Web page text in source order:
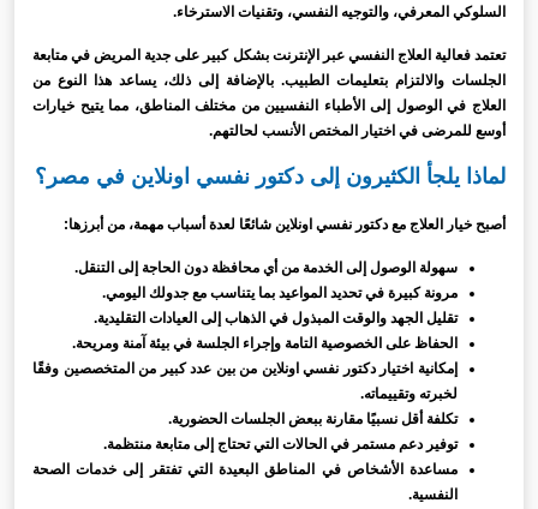
السلوكي المعرفي، والتوجيه النفسي، وتقنيات الاسترخاء.
تعتمد فعالية العلاج النفسي عبر الإنترنت بشكل كبير على جدية المريض في متابعة
الجلسات والالتزام بتعليمات الطبيب. بالإضافة إلى ذلك، يساعد هذا النوع من
العلاج في الوصول إلى الأطباء النفسيين من مختلف المناطق، مما يتيح خيارات
أوسع للمرضى في اختيار المختص الأنسب لحالتهم.
لماذا يلجأ الكثيرون إلى دكتور نفسي اونلاين في مصر؟
أصبح خيار العلاج مع دكتور نفسي اونلاين شائعًا لعدة أسباب مهمة، من أبرزها:
سهولة الوصول إلى الخدمة من أي محافظة دون الحاجة إلى التنقل.
مرونة كبيرة في تحديد المواعيد بما يتناسب مع جدولك اليومي.
تقليل الجهد والوقت المبذول في الذهاب إلى العيادات التقليدية.
الحفاظ على الخصوصية التامة وإجراء الجلسة في بيئة آمنة ومريحة.
إمكانية اختيار دكتور نفسي اونلاين من بين عدد كبير من المتخصصين وفقًا
لخبرته وتقييماته.
تكلفة أقل نسبيًا مقارنة ببعض الجلسات الحضورية.
توفير دعم مستمر في الحالات التي تحتاج إلى متابعة منتظمة.
مساعدة الأشخاص في المناطق البعيدة التي تفتقر إلى خدمات الصحة
النفسية.